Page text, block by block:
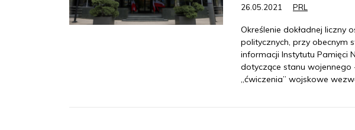
26.05.2021 PRL
Określenie dokładnej liczny
politycznych, przy obecnym
informacji Instytutu Pamięci
dotyczące stanu
„ćwiczenia” wojskowe